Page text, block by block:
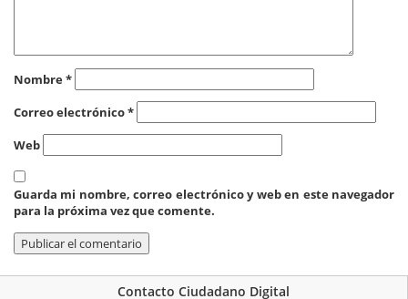
Nombre*
Correo electrónico*
Web
Guarda mi nombre, correo electrónico y web en este navegador
para la próxima vez que comente.
Contacto Ciudadano Digital